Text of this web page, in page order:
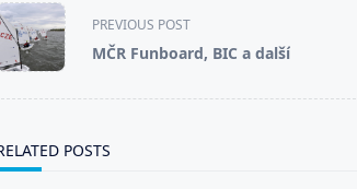
span>
PREVIOUS POST
MČR Funboard, BIC a další
POSTS